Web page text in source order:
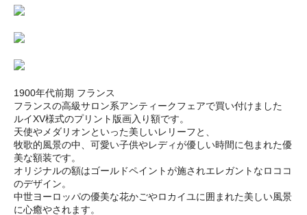
1900年代前期 フランス
フランスの高級サロン系アンティークフェアで買い付けました
ルイXV様式のプリント版画入り額です。
天使やメダリオンといった美しいレリーフと、
牧歌的風景の中、可愛い子供やレディが優しい時間に包まれた優
美な額装です。
オリジナルの額はゴールドペイントが施されエレガントなロココ
のデザイン。
中世ヨーロッパの優美な花かごやロカイユに囲まれた美しい風景
に心癒やされます。